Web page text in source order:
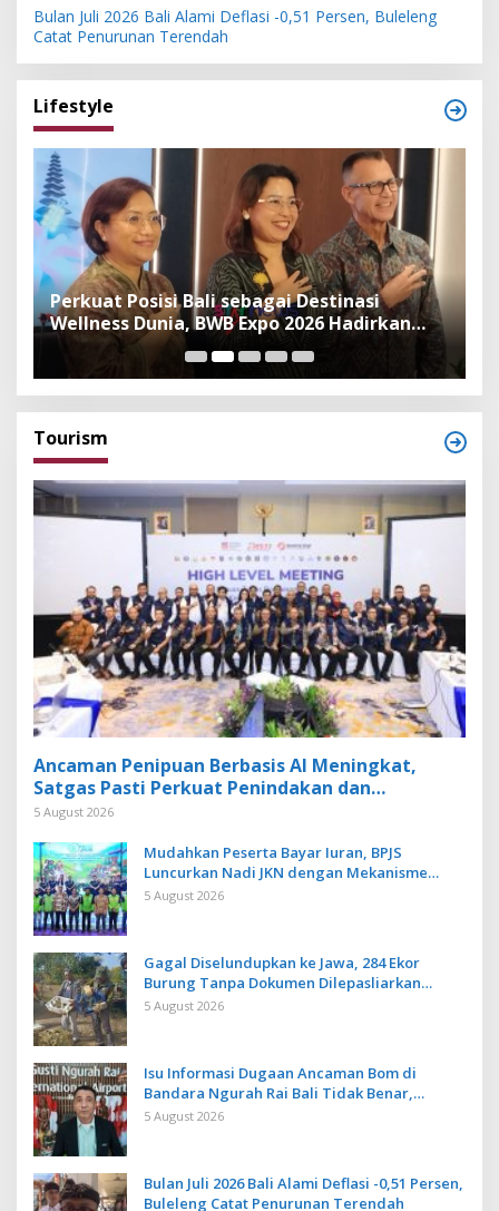
Bulan Juli 2026 Bali Alami Deflasi -0,51 Persen, Buleleng
Catat Penurunan Terendah
Lifestyle
Perkuat Posisi Bali sebagai Destinasi
Wellness Dunia, BWB Expo 2026 Hadirkan
Exhibitor Nasional dan Global
Tourism
Ancaman Penipuan Berbasis AI Meningkat,
Satgas Pasti Perkuat Penindakan dan
Pengembangan Aplikasi Anti Penipuan
5 August 2026
Mudahkan Peserta Bayar Iuran, BPJS
Luncurkan Nadi JKN dengan Mekanisme
Menabung
5 August 2026
Gagal Diselundupkan ke Jawa, 284 Ekor
Burung Tanpa Dokumen Dilepasliarkan
Cegah Ancaman Penyakit
5 August 2026
Isu Informasi Dugaan Ancaman Bom di
Bandara Ngurah Rai Bali Tidak Benar,
Operasional Penerbangan Lancar
5 August 2026
Bulan Juli 2026 Bali Alami Deflasi -0,51 Persen,
Buleleng Catat Penurunan Terendah